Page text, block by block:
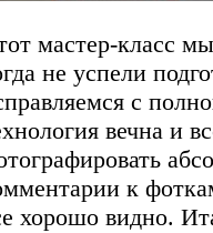
мастер-класс
не успели
с
вечна и
к
хорошо видно.